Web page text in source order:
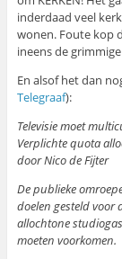
inderdaad veel
wonen. Foute kop
ineens de
En alsof het dan
Telegraaf):
Televisie moet
Verplichte quota
door Nico de Fijter
De publieke
doelen gesteld voor
allochtone
moeten voorkomen.